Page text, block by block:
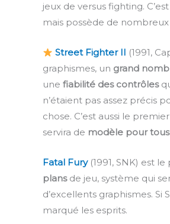
jeux de versus fighting.
mais possède de
Street Fighter II (1991,
graphismes, un grand
une fiabilité des contrôles
n’étaient pas assez précis
chose. C’est aussi le
servira de modèle pour
Fatal Fury(1991, SNK) est
plansde jeu, système qui
d’excellents graphismes.
marqué les esprits.